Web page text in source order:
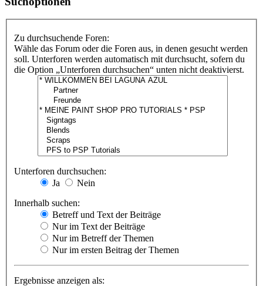
Zu durchsuchende Foren:
Wähle das Forum oder die Foren aus, in denen gesucht werden
soll. Unterforen werden automatisch mit durchsucht, sofern du
die Option „Unterforen durchsuchen“ unten nicht deaktivierst.
Unterforen durchsuchen:
Ja
Nein
Innerhalb suchen:
Betreff und Text der Beiträge
Nur im Text der Beiträge
Nur im Betreff der Themen
Nur im ersten Beitrag der Themen
Ergebnisse anzeigen als: